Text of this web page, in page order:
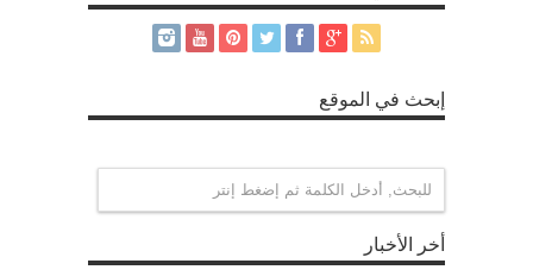
إبحث في الموقع
أخر الأخبار